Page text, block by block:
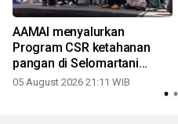
AAMAI menyalurkan
Program CSR ketahanan
pangan di Selomartani
Sleman
05 August 2026 21:11 WIB